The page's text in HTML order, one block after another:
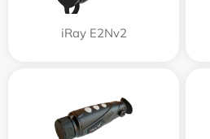
iRay E2Nv2